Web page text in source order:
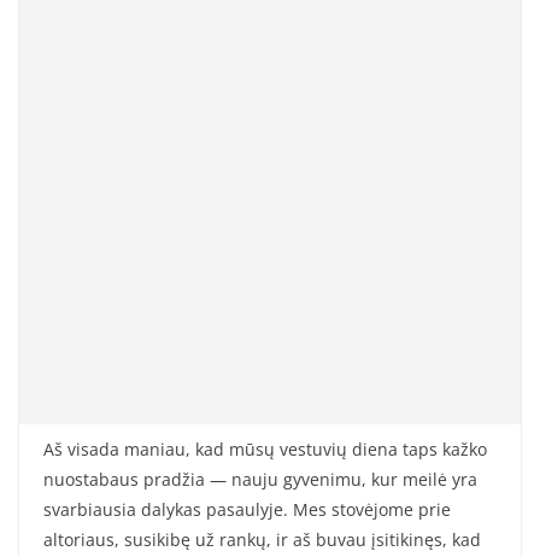
Aš visada maniau, kad mūsų vestuvių diena taps kažko
nuostabaus pradžia — nauju gyvenimu, kur meilė yra
svarbiausia dalykas pasaulyje. Mes stovėjome prie
altoriaus, susikibę už rankų, ir aš buvau įsitikinęs, kad